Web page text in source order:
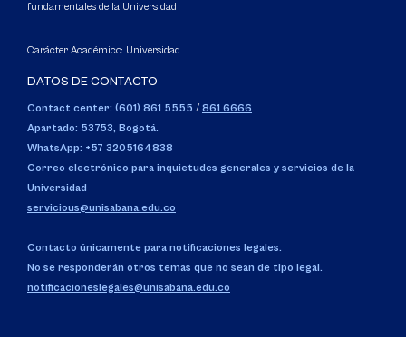
fundamentales de la Universidad
Carácter Académico: Universidad
DATOS DE CONTACTO
Contact center: (601) 861 5555 / 861 6666
Apartado: 53753, Bogotá.
WhatsApp: +57 3205164838
Correo electrónico para inquietudes generales y servicios de la
Universidad
servicious@unisabana.edu.co
Contacto únicamente para notificaciones legales.
No se responderán otros temas que no sean de tipo legal.
notificacioneslegales@unisabana.edu.co